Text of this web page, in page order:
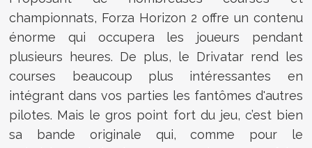
championnats, Forza Horizon 2 offre un contenu
énorme qui occupera les joueurs pendant
plusieurs heures. De plus, le Drivatar rend les
courses beaucoup plus intéressantes en
intégrant dans vos parties les fantômes d'autres
pilotes. Mais le gros point fort du jeu, c’est bien
sa bande originale qui, comme pour le